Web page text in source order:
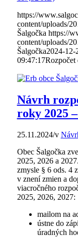
https://
content/uploads/
Šalgočka https://
content/uploads/
Šalgočka2024-12-
09:47:17Rozpočet
Návrh
roky 2025
25.11.2024/v
Obec Šalgočka
2025, 2026 a
zmysle § 6 ods. 4
v znení zmien a
viacročného
2025, 2026, 2027:
mailom na
ústne do
úradných